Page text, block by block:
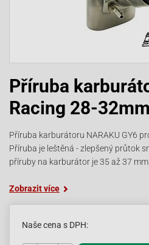
Příruba
Racing 28-
Příruba karburátoru NARAKU GY6
Příruba je leštěná - zlepšený průtok
příruby na karburátor je 35 až 37 mm.
Zobrazit více
Naše cena s DPH: